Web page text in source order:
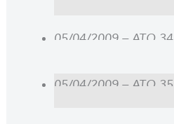
05/04/2009 – ATO 34
05/04/2009 – ATO 35